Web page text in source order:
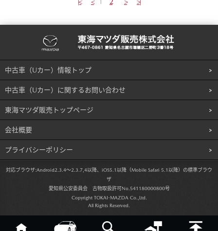
中古車（Uカー）情報トップ
中古車（Uカー）に関するお問い合わせ
東海マツダ販売トップページ
会社概要
プライバシーポリシー
対応ブラウザ:Android2.3.4～2.3.7,4以降、iOS5.1以降（Mobile Safari 5.1以降）の標準ブラウ
ザ
愛知県公安委員会 古物取扱許可No.541180000800号
Copyright TOKAI-MAZDA Co.,Ltd.
All Rights Reserved.